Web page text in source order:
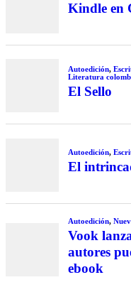
Kindle en
Autoedición,
Literatura
El Sello
Autoedición,
El
Autoedición,
Vook
autores
ebook